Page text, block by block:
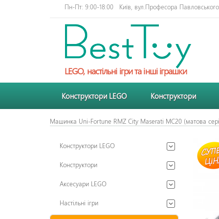
Пн-Пт: 9:00-18:00 Київ, вул.Професора
LEGO, настільні ігри та інші іграшки
Конструктори LEGO Конструктори
Машинка Uni-Fortune RMZ City Maserati MC20 (матова
Конструктори LEGO
Конструктори
Аксесуари LEGO
Настільні ігри